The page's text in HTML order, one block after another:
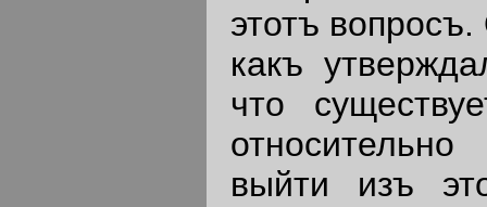
этотъ
какъ
что
выйти изъ